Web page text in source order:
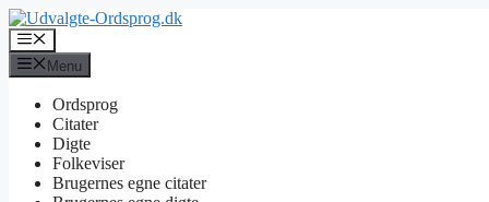
Hop
til
indhold
Menu
Menu
Ordsprog
Citater
Digte
Folkeviser
Brugernes egne citater